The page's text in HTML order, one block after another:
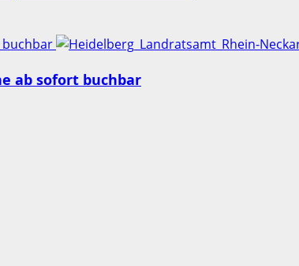
buchbar
ab sofort buchbar